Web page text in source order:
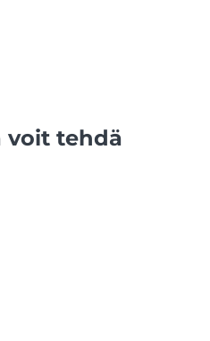
voit tehdä